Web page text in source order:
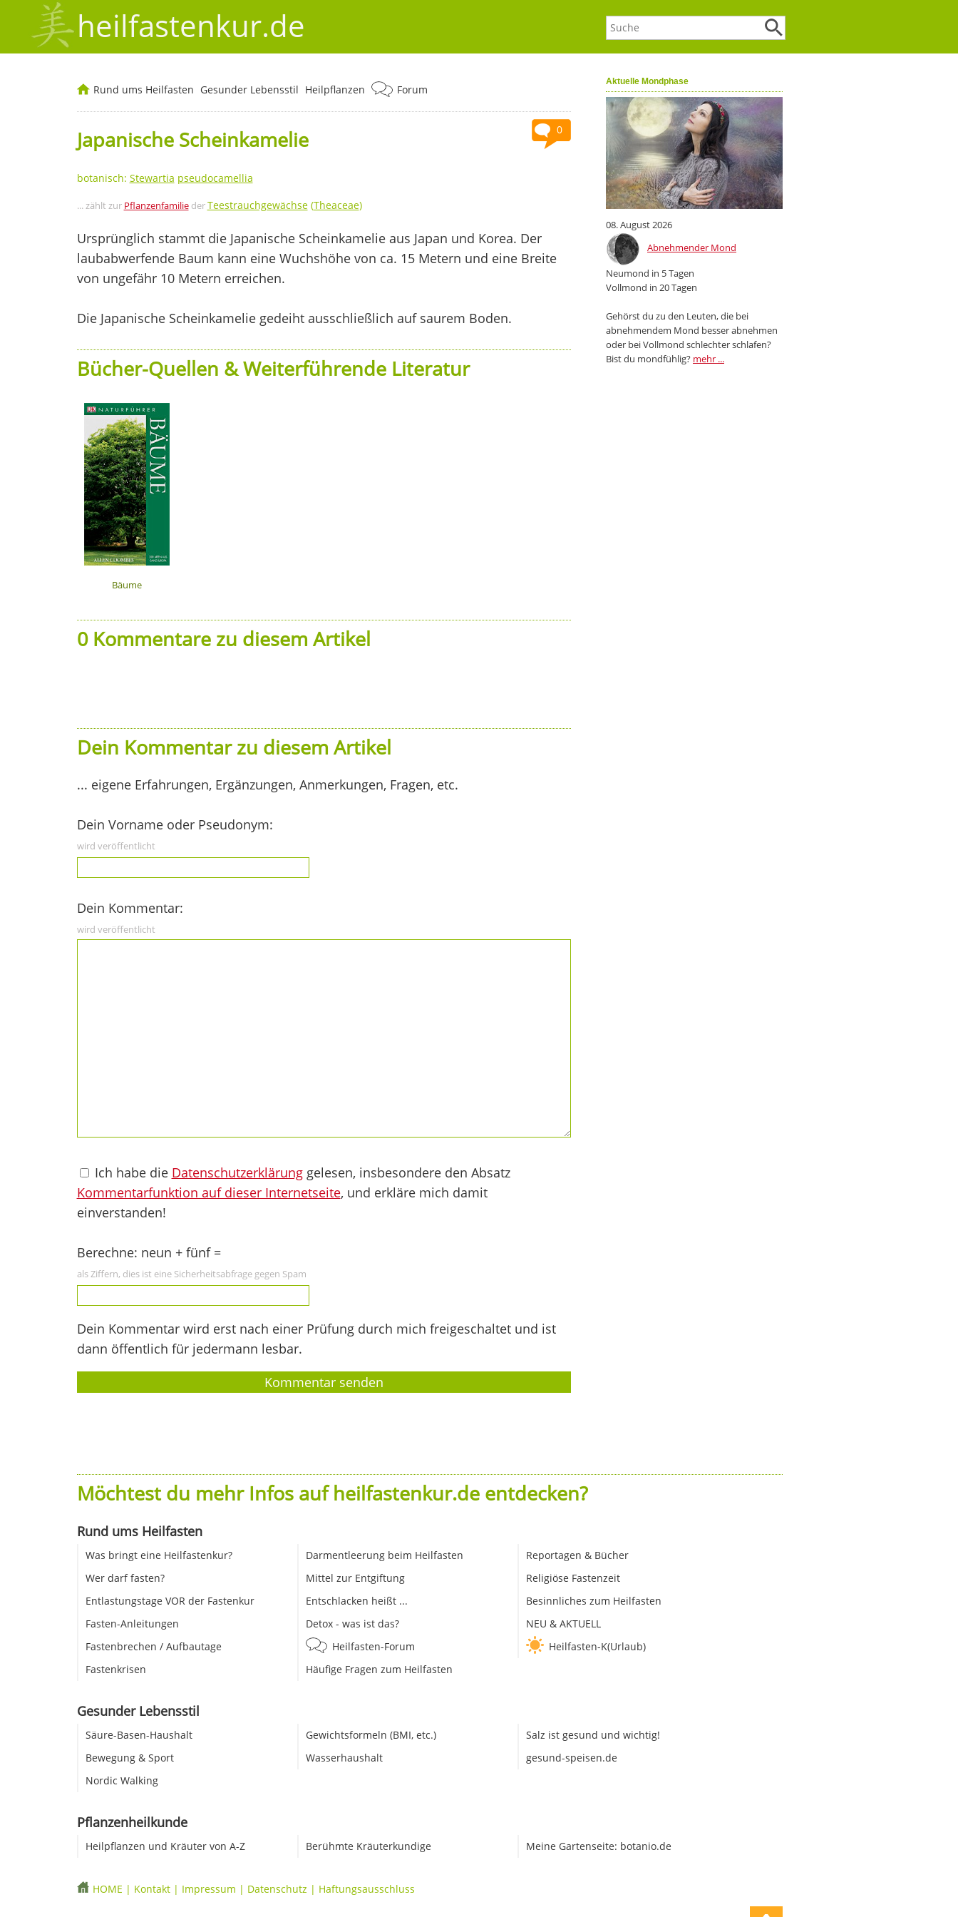
heilfastenkur.de
Aktuelle Mondphase
08. August 2026
Abnehmender Mond
Neumond in 5 Tagen
Vollmond in 20 Tagen
Gehörst du zu den Leuten, die bei
abnehmendem Mond besser abnehmen
oder bei Vollmond schlechter schlafen?
Bist du mondfühlig? mehr ...
Rund ums Heilfasten Gesunder Lebensstil Heilpflanzen Forum
0
Japanische Scheinkamelie
botanisch: Stewartia pseudocamellia
... zählt zur PflanzenfamiliederTeestrauchgewächse(Theaceae)
Ursprünglich stammt die Japanische Scheinkamelie aus Japan und Korea. Der
laubabwerfende Baum kann eine Wuchshöhe von ca. 15 Metern und eine Breite
von ungefähr 10 Metern erreichen.
Die Japanische Scheinkamelie gedeiht ausschließlich auf saurem Boden.
Bücher-Quellen & Weiterführende Literatur
Bäume
0 Kommentare zu diesem Artikel
Dein Kommentar zu diesem Artikel
... eigene Erfahrungen, Ergänzungen, Anmerkungen, Fragen, etc.
Dein Vorname oder Pseudonym:
wird veröffentlicht
Dein Kommentar:
wird veröffentlicht
Ich habe die Datenschutzerklärunggelesen, insbesondere den Absatz
Kommentarfunktion auf dieser Internetseite, und erkläre mich damit
einverstanden!
Berechne: neun + fünf =
als Ziffern, dies ist eine Sicherheitsabfrage gegen Spam
Dein Kommentar wird erst nach einer Prüfung durch mich freigeschaltet und ist
dann öffentlich für jedermann lesbar.
Möchtest du mehr Infos auf heilfastenkur.de entdecken?
Rund ums Heilfasten
Was bringt eine Heilfastenkur?
Wer darf fasten?
Entlastungstage VOR der Fastenkur
Fasten-Anleitungen
Fastenbrechen / Aufbautage
Fastenkrisen
Darmentleerung beim Heilfasten
Mittel zur Entgiftung
Entschlacken heißt ...
Detox - was ist das?
Heilfasten-Forum
Häufige Fragen zum Heilfasten
Reportagen & Bücher
Religiöse Fastenzeit
Besinnliches zum Heilfasten
NEU & AKTUELL
Heilfasten-K(Urlaub)
Gesunder Lebensstil
Säure-Basen-Haushalt
Bewegung & Sport
Nordic Walking
Gewichtsformeln (BMI, etc.)
Wasserhaushalt
Salz ist gesund und wichtig!
gesund-speisen.de
Pflanzenheilkunde
Heilpflanzen und Kräuter von A-Z Berühmte Kräuterkundige Meine Gartenseite: botanio.de
HOME | Kontakt| Impressum | Datenschutz | Haftungsausschluss